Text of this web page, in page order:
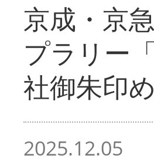
京成・京
プラリー
社御朱印
2025.12.05